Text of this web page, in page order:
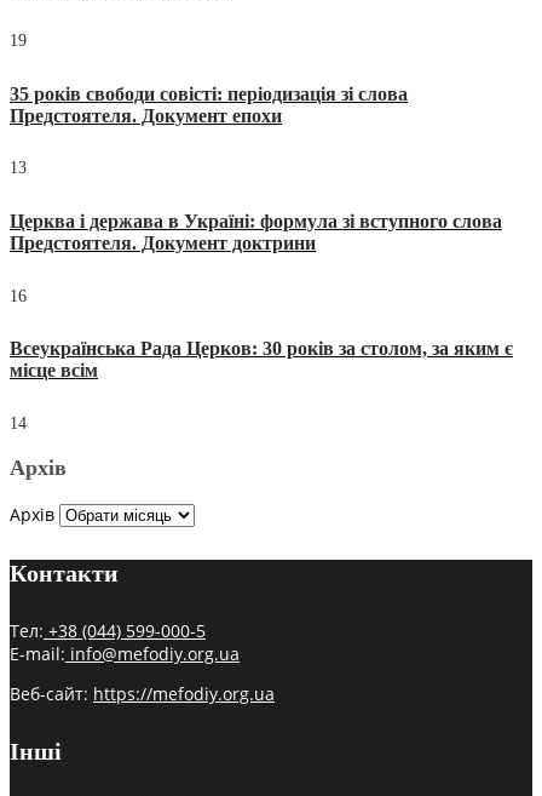
19
35 років свободи совісті: періодизація зі слова
Предстоятеля. Документ епохи
13
Церква і держава в Україні: формула зі вступного слова
Предстоятеля. Документ доктрини
16
Всеукраїнська Рада Церков: 30 років за столом, за яким є
місце всім
14
Архів
Архів
Контакти
Тел: +38 (044) 599-000-5
E-mail: info@mefodiy.org.ua
Веб-сайт: https://mefodiy.org.ua
Інші